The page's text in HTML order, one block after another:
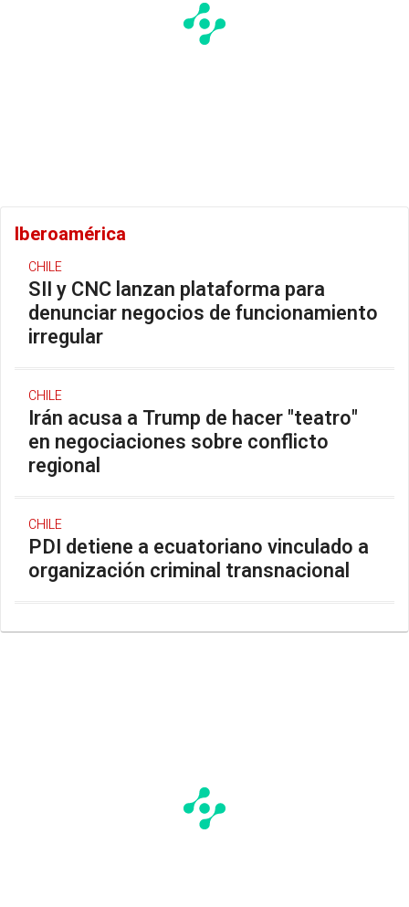
Iberoamérica
CHILE
SII y CNC lanzan plataforma para
denunciar negocios de funcionamiento
irregular
CHILE
Irán acusa a Trump de hacer "teatro"
en negociaciones sobre conflicto
regional
CHILE
PDI detiene a ecuatoriano vinculado a
organización criminal transnacional